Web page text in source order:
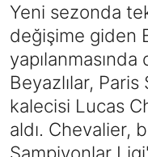
Yeni sezonda
değişime giden
Beyazlılar,
kalecisi Lucas
aldı. Chevalier,